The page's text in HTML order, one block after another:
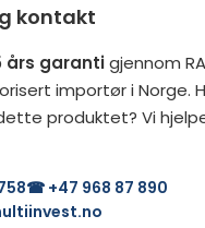
kontakt
års garantigjennom
importør i Norge.
produktet? Vi
☎ +47 968 87 890